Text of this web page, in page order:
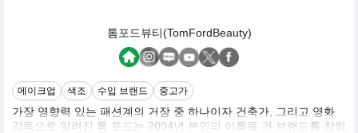
톰포드뷰티(TomFordBeauty)
메이크업 색조 수입 브랜드 중고가
가장 영향력 있는 패션계의 거장 중 하나이자 건축가, 그리고 영화
감독으로 알려진 톰 포드는 2004년 본인의 이름을 건 브랜드를 창립